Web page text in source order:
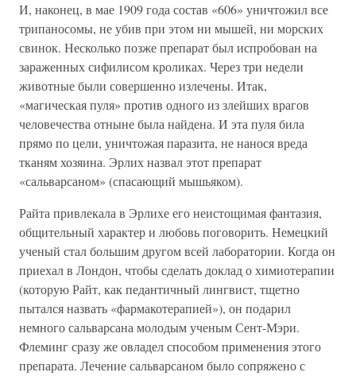
И, наконец, в мае 1909 года состав «606» уничтожил все
трипаносомы, не убив при этом ни мышей, ни морских
свинок. Несколько позже препарат был испробован на
зараженных сифилисом кроликах. Через три недели
животные были совершенно излечены. Итак,
«магическая пуля» против одного из злейших врагов
человечества отныне была найдена. И эта пуля била
прямо по цели, уничтожая паразита, не нанося вреда
тканям хозяина. Эрлих назвал этот препарат
«сальварсаном» (спасающий мышьяком).
Райта привлекала в Эрлихе его неистощимая фантазия,
общительный характер и любовь поговорить. Немецкий
ученый стал большим другом всей лаборатории. Когда он
приехал в Лондон, чтобы сделать доклад о химиотерапии
(которую Райт, как педантичный лингвист, тщетно
пытался назвать «фармакотерапией»), он подарил
немного сальварсана молодым ученым Сент-Мэри.
Флеминг сразу же овладел способом применения этого
препарата. Лечение сальварсаном было сопряжено с